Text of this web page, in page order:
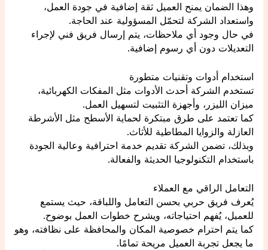
وهذا الضمان يمنح العميل ثقة إضافية في جودة العمل،
واستعداد الشركة لتحمّل المسؤولية عند الحاجة.
في حال وجود أي ملاحظات، يتم إرسال فريق فني لإجراء
التعديلات دون أي رسوم إضافية.
استخدام أدوات وتقنيات متطورة
تستخدم الشركة أحدث الأدوات مثل المفكات الكهربائية،
ميزان الليزر، وأجهزة التثبيت لتسهيل العمل.
كما تعتمد على طرق مبتكرة لحماية الأسطح مثل الأشرطة
العازلة والزوايا المطاطية للأثاث.
وبذلك، تضمن الشركة تقديم خدمة احترافية وعالية الجودة
باستخدام التكنولوجيا الحديثة والفعالة.
التعامل الراقي مع العملاء
يُعرف فريق حربي بحسن التعامل واللباقة، حيث يستمع
للعميل، يُفهم احتياجاته، ويشرح خطوات العمل بوضوح.
كما يتم احترام خصوصية المكان والمحافظة على نظافته، وهو
ما يجعل تجربة العميل مريحة تمامًا.